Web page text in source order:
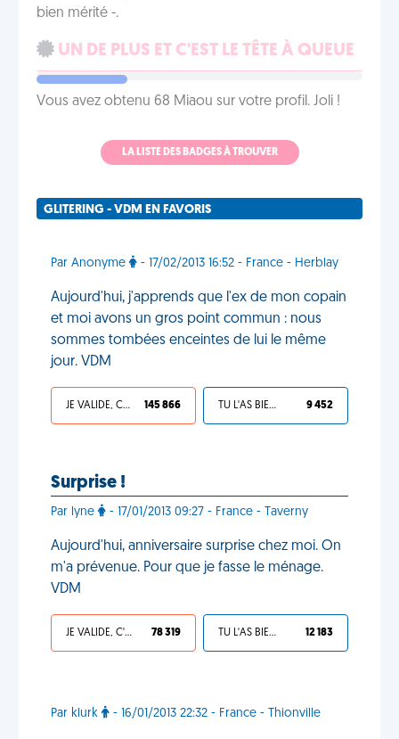
bien mérité -.
UN DE PLUS ET C'EST LE TÊTE À QUEUE
Vous avez obtenu 68 Miaou sur votre profil. Joli !
LA LISTE DES BADGES À TROUVER
GLITERING - VDM EN FAVORIS
Par Anonyme - 17/02/2013 16:52 - France - Herblay
Aujourd'hui, j'apprends que l'ex de mon copain
et moi avons un gros point commun : nous
sommes tombées enceintes de lui le même
jour. VDM
JE VALIDE, C'EST UNE VDM 145 866 TU L'AS BIEN MÉRITÉ 9 452
Surprise !
Par lyne - 17/01/2013 09:27 - France - Taverny
Aujourd'hui, anniversaire surprise chez moi. On
m'a prévenue. Pour que je fasse le ménage.
VDM
JE VALIDE, C'EST UNE VDM 78 319 TU L'AS BIEN MÉRITÉ 12 183
Par klurk - 16/01/2013 22:32 - France - Thionville